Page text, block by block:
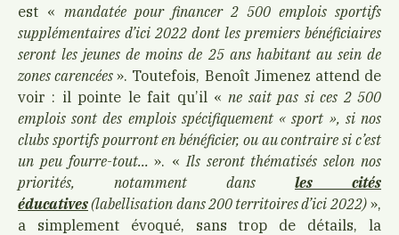
est « mandatée pour financer 2 500 emplois sportifs
supplémentaires d’ici 2022 dont les premiers bénéficiaires
seront les jeunes de moins de 25 ans habitant au sein de
zones carencées». Toutefois, Benoît Jimenez attend de
voir : il pointe le fait qu’il « ne sait pas si ces 2 500
emplois sont des emplois spécifiquement « sport », si nos
clubs sportifs pourront en bénéficier, ou au contraire si c’est
un peu fourre-tout…». « Ils seront thématisés selon nos
priorités, notamment dans les cités
éducatives(labellisation dans 200 territoires d’ici 2022)»,
a simplement évoqué, sans trop de détails, la